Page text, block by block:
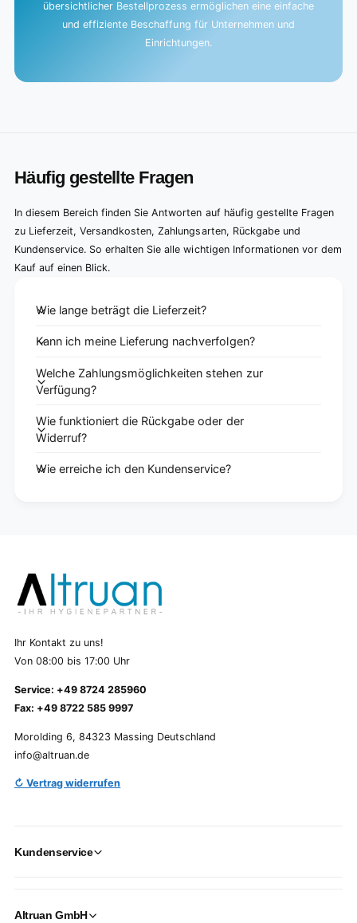
übersichtlicher Bestellprozess ermöglichen eine einfache
und effiziente Beschaffung für Unternehmen und
Einrichtungen.
Häufig gestellte Fragen
In diesem Bereich finden Sie Antworten auf häufig gestellte Fragen
zu Lieferzeit, Versandkosten, Zahlungsarten, Rückgabe und
Kundenservice. So erhalten Sie alle wichtigen Informationen vor dem
Kauf auf einen Blick.
Wie lange beträgt die Lieferzeit?
Kann ich meine Lieferung nachverfolgen?
Welche Zahlungsmöglichkeiten stehen zur
Verfügung?
Wie funktioniert die Rückgabe oder der
Widerruf?
Wie erreiche ich den Kundenservice?
Ihr Kontakt zu uns!
Von 08:00 bis 17:00 Uhr
Service: +49 8724 285960
Fax: +49 8722 585 9997
Morolding 6, 84323 Massing Deutschland
info@altruan.de
↻ Vertrag widerrufen
Kundenservice
Altruan GmbH